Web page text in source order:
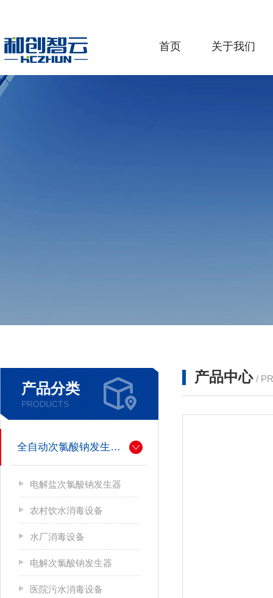
首页 关于我们
产品分类
PRODUCTS
全自动次氯酸钠发生器厂家
电解盐次氯酸钠发生器
农村饮水消毒设备
水厂消毒设备
电解次氯酸钠发生器
医院污水消毒设备
产品中心 /